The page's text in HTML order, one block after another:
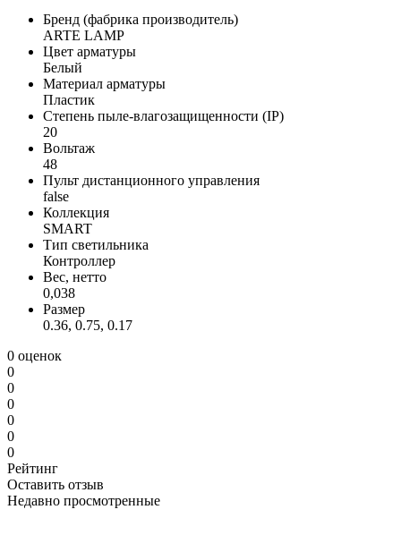
Бренд (фабрика производитель)
ARTE LAMP
Цвет арматуры
Белый
Материал арматуры
Пластик
Степень пыле-влагозащищенности (IP)
20
Вольтаж
48
Пульт дистанционного управления
false
Коллекция
SMART
Тип светильника
Контроллер
Вес, нетто
0,038
Размер
0.36, 0.75, 0.17
0 оценок
0
0
0
0
0
0
Рейтинг
Оставить отзыв
Недавно просмотренные